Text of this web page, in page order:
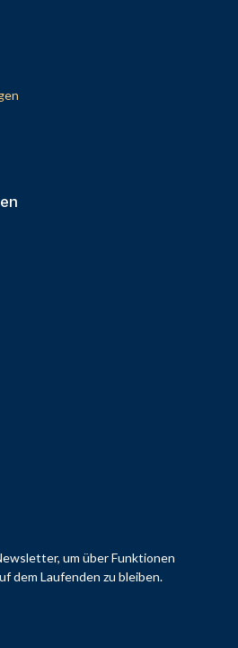
um über Funktionen
dem Laufenden zu bleiben.